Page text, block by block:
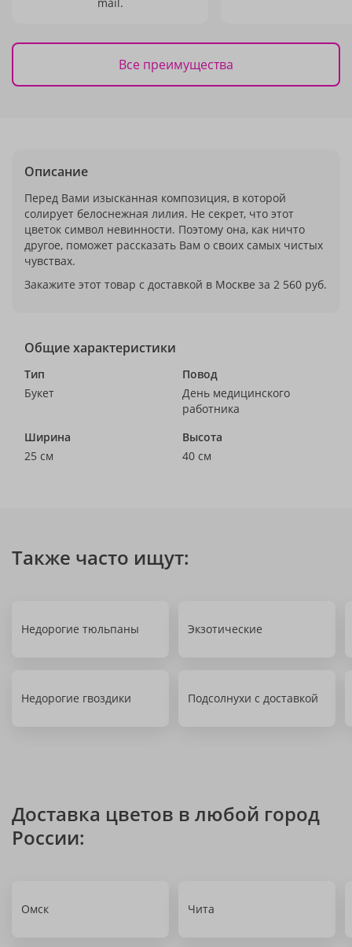
mail.
Все преимущества
Описание
Перед Вами изысканная композиция, в которой
солирует белоснежная лилия. Не секрет, что этот
цветок символ невинности. Поэтому она, как ничто
другое, поможет рассказать Вам о своих самых чистых
чувствах.
Закажите этот товар с доставкой в Москве за 2 560 руб.
Общие характеристики
Тип
Букет
Повод
День медицинского
работника
Ширина
25 см
Высота
40 см
Также часто ищут:
Недорогие тюльпаны Экзотические
Недорогие гвоздики Подсолнухи с доставкой
Доставка цветов в любой город
России:
Омск Чита